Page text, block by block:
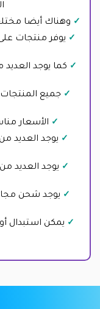
وهناك أيضا
يوفر منتجات
كما يوجد
جميع
الأسعار
يوجد العديد
يوجد العديد
يوجد شحن